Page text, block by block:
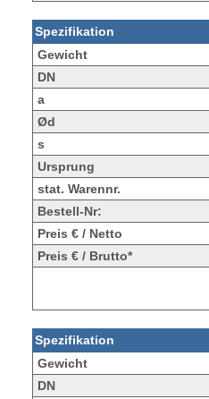
Spezifikation
Gewicht
DN
a
Ød
s
Ursprung
stat. Warennr.
Bestell-Nr:
Preis € / Netto
Preis € / Brutto*
Spezifikation
Gewicht
DN